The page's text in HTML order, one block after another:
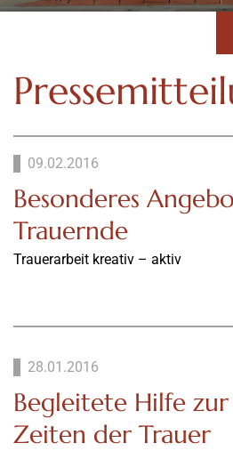
09.02.2016
Besonderes
Trauernde
Trauerarbeit kreativ – aktiv
28.01.2016
Begleitete Hilfe
Zeiten der Trauer